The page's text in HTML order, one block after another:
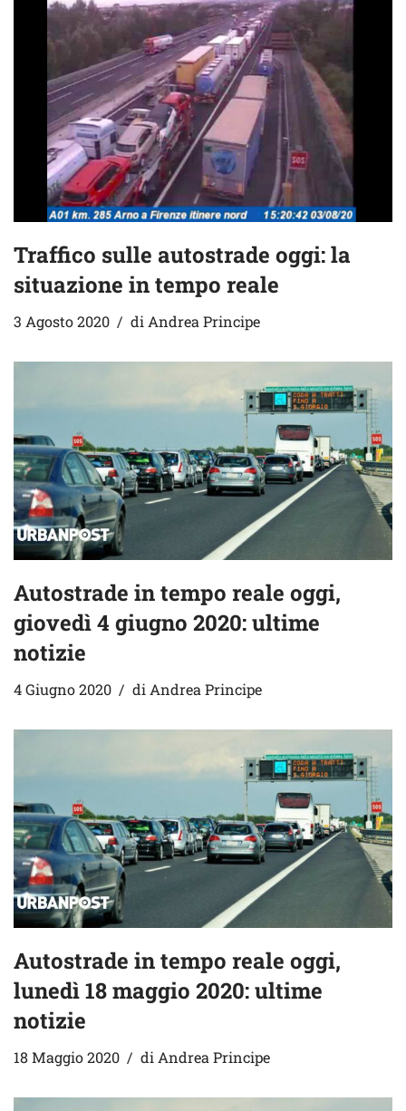
Traffico sulle autostrade oggi: la
situazione in tempo reale
3 Agosto 2020 di Andrea Principe
Autostrade in tempo reale oggi,
giovedì 4 giugno 2020: ultime
notizie
4 Giugno 2020 di Andrea Principe
Autostrade in tempo reale oggi,
lunedì 18 maggio 2020: ultime
notizie
18 Maggio 2020 di Andrea Principe